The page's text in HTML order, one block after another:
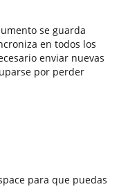
se guarda
en todos los
enviar nuevas
por perder
para que puedas